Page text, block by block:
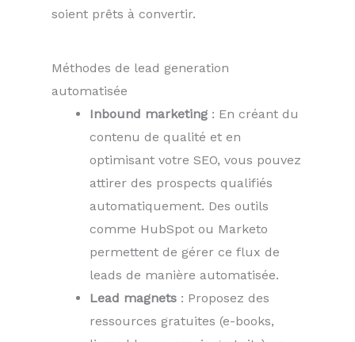
soient prêts à convertir.
Méthodes de lead generation
automatisée
Inbound marketing : En créant du
contenu de qualité et en
optimisant votre SEO, vous pouvez
attirer des prospects qualifiés
automatiquement. Des outils
comme HubSpot ou Marketo
permettent de gérer ce flux de
leads de manière automatisée.
Lead magnets : Proposez des
ressources gratuites (e-books,